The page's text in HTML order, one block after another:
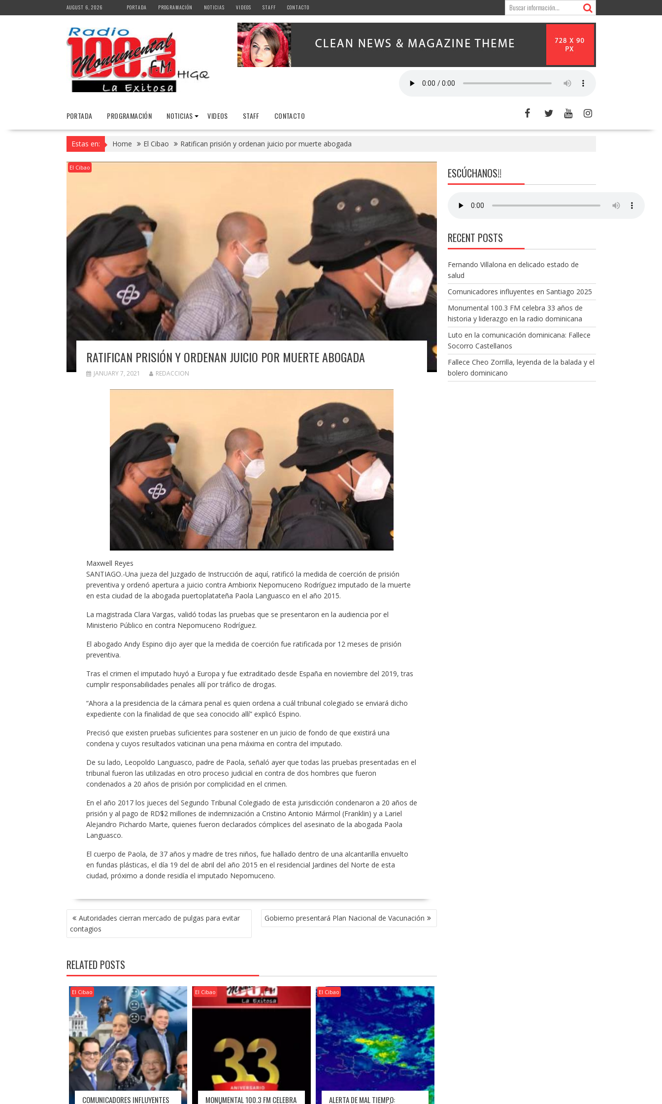
to
AUGUST 6, 2026 PORTADA PROGRAMACIÓN NOTICIAS VIDEOS STAFF CONTACTO
PORTADA PROGRAMACIÓN NOTICIAS VIDEOS STAFF CONTACTO
Estas en: Home El Cibao Ratifican prisión y ordenan juicio por muerte abogada
El Cibao
RATIFICAN PRISIÓN Y ORDENAN JUICIO POR MUERTE ABOGADA
JANUARY 7, 2021 REDACCION
Maxwell Reyes
SANTIAGO.-Una jueza del Juzgado de Instrucción de aquí, ratificó la medida de coerción de prisión
preventiva y ordenó apertura a juicio contra Ambiorix Nepomuceno Rodríguez imputado de la muerte
en esta ciudad de la abogada puertoplatateña Paola Languasco en el año 2015.
La magistrada Clara Vargas, validó todas las pruebas que se presentaron en la audiencia por el
Ministerio Público en contra Nepomuceno Rodríguez.
El abogado Andy Espino dijo ayer que la medida de coerción fue ratificada por 12 meses de prisión
preventiva.
Tras el crimen el imputado huyó a Europa y fue extraditado desde España en noviembre del 2019, tras
cumplir responsabilidades penales allí por tráfico de drogas.
“Ahora a la presidencia de la cámara penal es quien ordena a cuál tribunal colegiado se enviará dicho
expediente con la finalidad de que sea conocido allí” explicó Espino.
Precisó que existen pruebas suficientes para sostener en un juicio de fondo de que existirá una
condena y cuyos resultados vaticinan una pena máxima en contra del imputado.
De su lado, Leopoldo Languasco, padre de Paola, señaló ayer que todas las pruebas presentadas en el
tribunal fueron las utilizadas en otro proceso judicial en contra de dos hombres que fueron
condenados a 20 años de prisión por complicidad en el crimen.
En el año 2017 los jueces del Segundo Tribunal Colegiado de esta jurisdicción condenaron a 20 años de
prisión y al pago de RD$2 millones de indemnización a Cristino Antonio Mármol (Franklin) y a Lariel
Alejandro Pichardo Marte, quienes fueron declarados cómplices del asesinato de la abogada Paola
Languasco.
El cuerpo de Paola, de 37 años y madre de tres niños, fue hallado dentro de una alcantarilla envuelto
en fundas plásticas, el día 19 del de abril del año 2015 en el residencial Jardines del Norte de esta
ciudad, próximo a donde residía el imputado Nepomuceno.
POST
NAVIGATION
Autoridades cierran mercado de pulgas para evitar
contagios
Gobierno presentará Plan Nacional de Vacunación
RELATED POSTS
El Cibao
COMUNICADORES INFLUYENTES
El Cibao
MONUMENTAL 100.3 FM CELEBRA
El Cibao
ALERTA DE MAL TIEMPO:
ESCÚCHANOS!!
RECENT POSTS
Fernando Villalona en delicado estado de
salud
Comunicadores influyentes en Santiago 2025
Monumental 100.3 FM celebra 33 años de
historia y liderazgo en la radio dominicana
Luto en la comunicación dominicana: Fallece
Socorro Castellanos
Fallece Cheo Zorrilla, leyenda de la balada y el
bolero dominicano